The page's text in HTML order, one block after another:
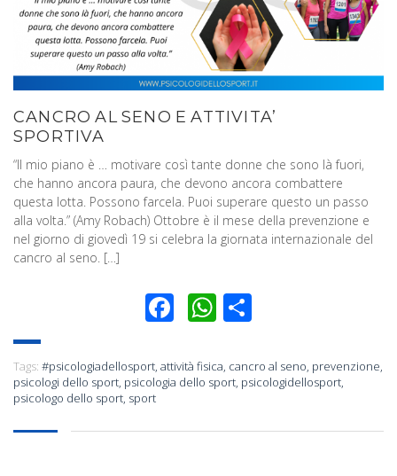
CANCRO AL SENO E ATTIVITA’
SPORTIVA
“Il mio piano è … motivare così tante donne che sono là fuori,
che hanno ancora paura, che devono ancora combattere
questa lotta. Possono farcela. Puoi superare questo un passo
alla volta.” (Amy Robach) Ottobre è il mese della prevenzione e
nel giorno di giovedì 19 si celebra la giornata internazionale del
cancro al seno. […]
Facebook
WhatsApp
Tags: #psicologiadellosport attività fisica cancro al seno prevenzione
psicologi dello sport psicologia dello sport psicologidellosport
psicologo dello sport sport